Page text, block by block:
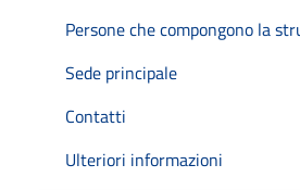
Persone che compongono la
Sede principale
Contatti
Ulteriori informazioni